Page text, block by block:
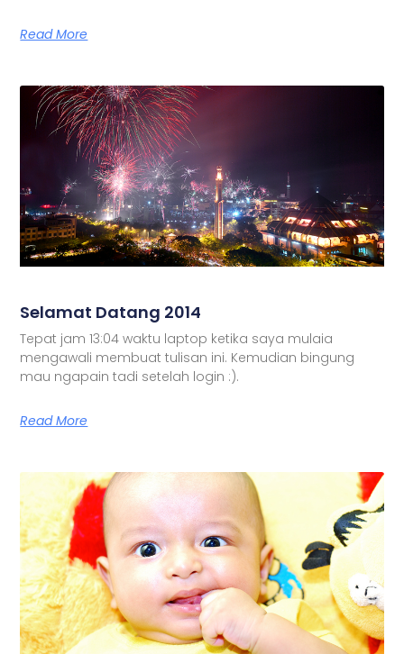
Read More
Selamat Datang 2014
Tepat jam 13:04 waktu laptop ketika saya mulaia
mengawali membuat tulisan ini. Kemudian bingung
mau ngapain tadi setelah login :).
Read More